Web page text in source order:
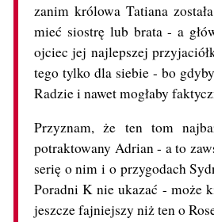
zanim królowa Tatiana
mieć siostrę lub brata - a
ojciec jej najlepszej
tego tylko dla siebie - bo
Radzie i nawet mogłaby
Przyznam, że ten tom
potraktowany Adrian - a to
serię o nim i o przygodach
Poradni K nie ukazać - może
jeszcze fajniejszy niż ten o